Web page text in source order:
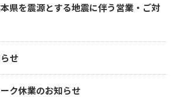
本県を震源とする地震に伴う営業・ご対
せ
ク休業のお知らせ